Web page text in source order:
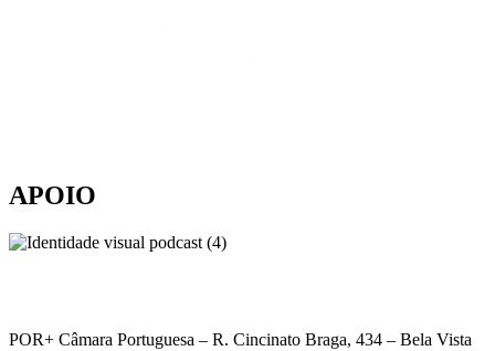
APOIO
POR+ Câmara Portuguesa – R. Cincinato Braga, 434 – Bela Vista